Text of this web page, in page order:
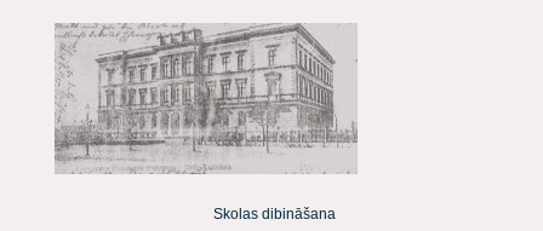
Skolas dibināšana